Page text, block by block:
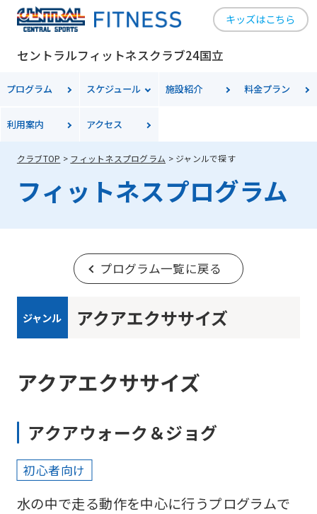
キッズはこちら
セントラルフィットネスクラブ24国立
プログラム スケジュール 施設紹介 料金プラン
利用案内 アクセス
クラブTOP フィットネスプログラム ジャンルで探す
フィットネスプログラム
プログラム一覧に戻る
ジャンル アクアエクササイズ
アクアエクササイズ
アクアウォーク＆ジョグ
初心者向け
水の中で走る動作を中心に行うプログラムで